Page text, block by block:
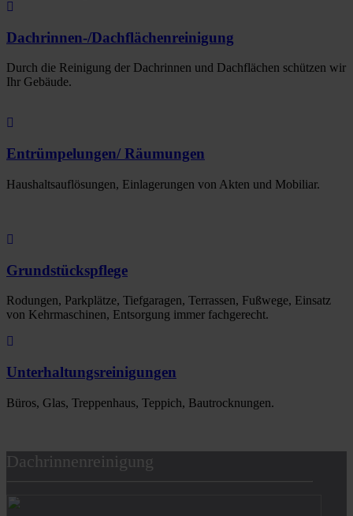
Dachrinnen-/Dachflächenreinigung
Durch die Reinigung der Dachrinnen und Dachflächen schützen wir
Ihr Gebäude.
Entrümpelungen/ Räumungen
Haushaltsauflösungen, Einlagerungen von Akten und Mobiliar.
Grundstückspflege
Rodungen, Parkplätze, Tiefgaragen, Terrassen, Fußwege, Einsatz
von Kehrmaschinen, Entsorgung immer fachgerecht.
Unterhaltungsreinigungen
Büros, Glas, Treppenhaus, Teppich, Bautrocknungen.
Dachrinnenreinigung